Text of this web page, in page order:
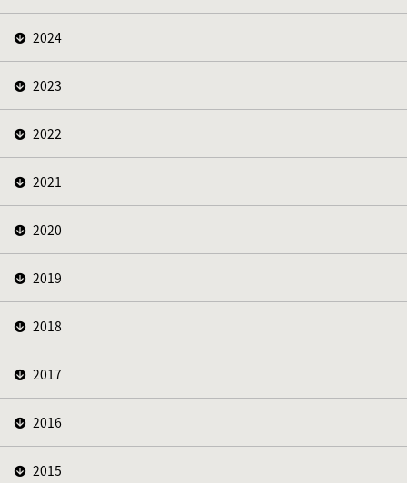
2024
2023
2022
2021
2020
2019
2018
2017
2016
2015